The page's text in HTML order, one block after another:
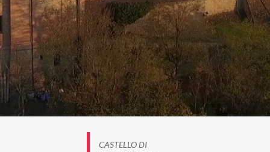
CASTELLO DI